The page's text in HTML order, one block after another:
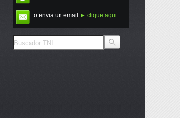
o envia un email ► clique aqui